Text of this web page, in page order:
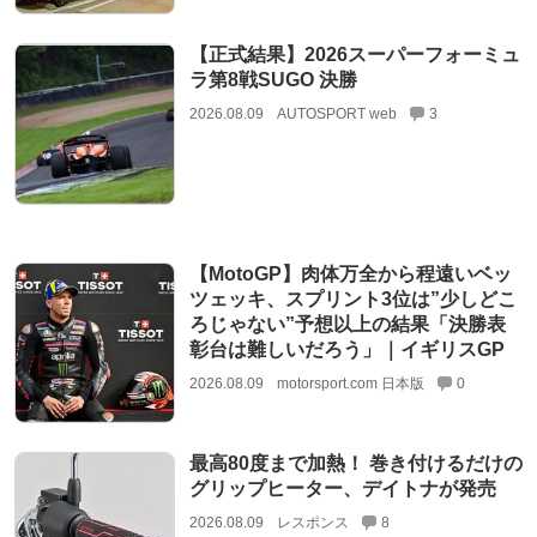
【正式結果】2026スーパーフォーミュ
ラ第8戦SUGO 決勝
2026.08.09 AUTOSPORT web 3
【MotoGP】肉体万全から程遠いベッ
ツェッキ、スプリント3位は”少しどこ
ろじゃない”予想以上の結果「決勝表
彰台は難しいだろう」｜イギリスGP
2026.08.09 motorsport.com 日本版 0
最高80度まで加熱！ 巻き付けるだけの
グリップヒーター、デイトナが発売
2026.08.09 レスポンス 8